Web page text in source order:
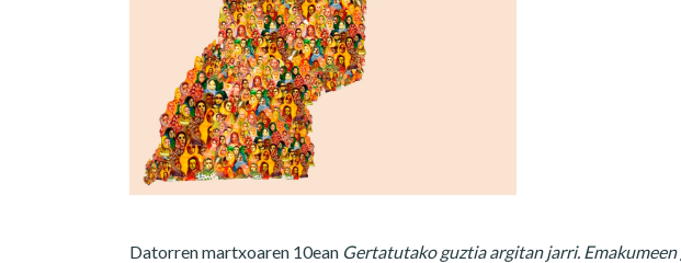
Datorren martxoaren 10ean Gertatutako guztia argitan jarri.